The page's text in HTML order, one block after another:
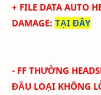
+ FILE DATA AUTO
DAMAGE: TẠI ĐÂY
- FF THƯỜNG
ĐẦU LOẠI KHÔNG